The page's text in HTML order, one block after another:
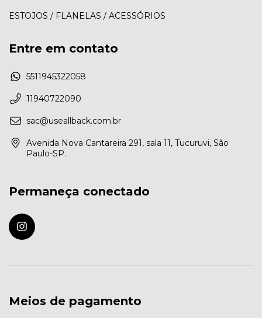
ESTOJOS / FLANELAS / ACESSÓRIOS
Entre em contato
5511945322058
11940722090
sac@useallback.com.br
Avenida Nova Cantareira 291, sala 11, Tucuruvi, São
Paulo-SP.
Permaneça conectado
Meios de pagamento